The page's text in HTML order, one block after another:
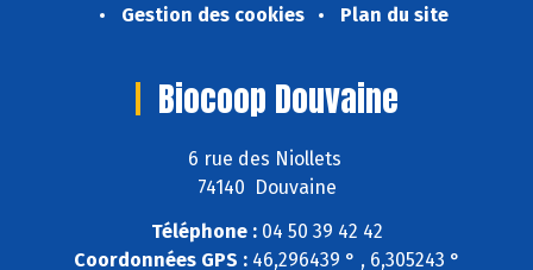
Gestion des cookies
Plan du site
Biocoop Douvaine
6 rue des Niollets
74140 Douvaine
Téléphone :04 50 39 42 42
Coordonnées GPS :46,296439 ° , 6,305243 °